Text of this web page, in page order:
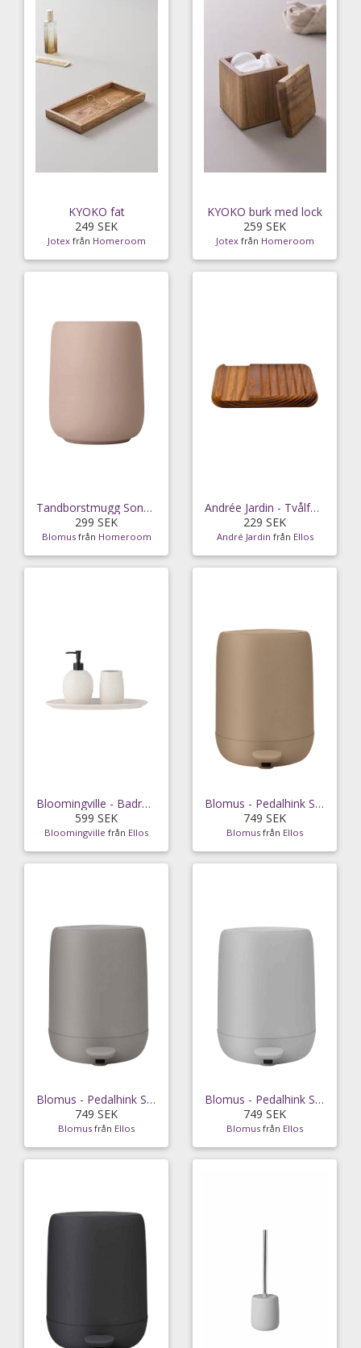
KYOKO fat
249 SEK
Jotex från Homeroom
KYOKO burk med lock
259 SEK
Jotex från Homeroom
Tandborstmugg Sono 0,3L
299 SEK
Blomus från Homeroom
Andrée Jardin - Tvålfat - Brun
229 SEK
André Jardin från Ellos
Bloomingville - Badrumsset Hrin, set om 3 - Natur
599 SEK
Bloomingville från Ellos
Blomus - Pedalhink Sono 3L - Brun
749 SEK
Blomus från Ellos
Blomus - Pedalhink Sono 3L - Grå
749 SEK
Blomus från Ellos
Blomus - Pedalhink Sono 3L - Grå
749 SEK
Blomus från Ellos